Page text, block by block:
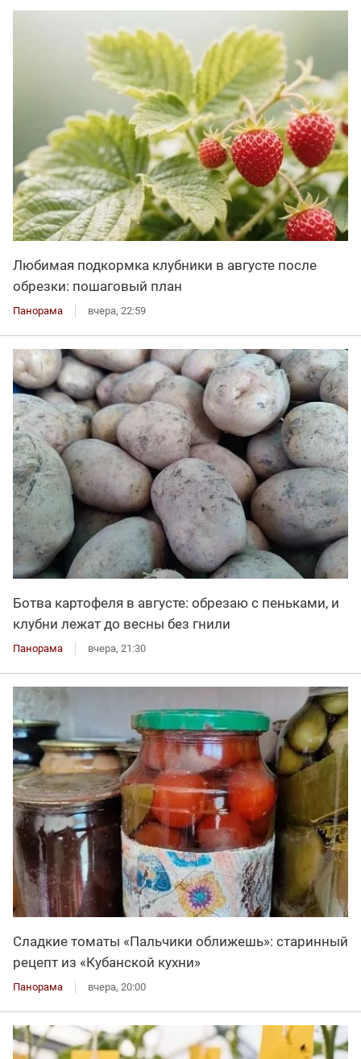
Любимая подкормка клубники в августе после
обрезки: пошаговый план
Панорама вчера, 22:59
Ботва картофеля в августе: обрезаю с пеньками, и
клубни лежат до весны без гнили
Панорама вчера, 21:30
Сладкие томаты «Пальчики оближешь»: старинный
рецепт из «Кубанской кухни»
Панорама вчера, 20:00